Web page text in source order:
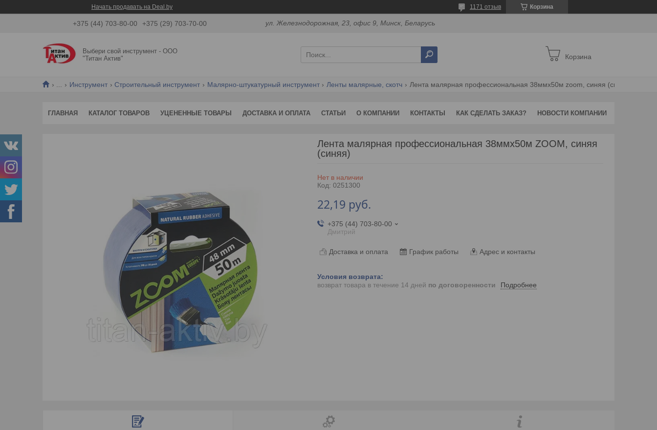
Начать продавать на Deal.by Корзина
1171 отзыв
+375 (44) 703-80-00 +375 (29) 703-70-00 ул. Железнодорожная, 23, офис 9, Минск, Беларусь
Выбери свой инструмент - ООО
"Титан Актив"
Корзина
Инструмент Строительный инструмент Малярно-штукатурный инструмент Ленты малярные, скотч
ГЛАВНАЯ КАТАЛОГ ТОВАРОВ УЦЕНЕННЫЕ ТОВАРЫ ДОСТАВКА И ОПЛАТА СТАТЬИ О КОМПАНИИ КОНТАКТЫ КАК СДЕЛАТЬ ЗАКАЗ? НОВОСТИ КОМПАНИИ
Лента малярная профессиональная 38ммх50м ZOOM, синяя
(синяя)
Нет в наличии
Код: 0251300
22,19 руб.
+375 (44) 703-80-00
Дмитрий
Доставка и оплата График работы Адрес и контакты
возврат товара в течение 14 дней по договоренности Подробнее